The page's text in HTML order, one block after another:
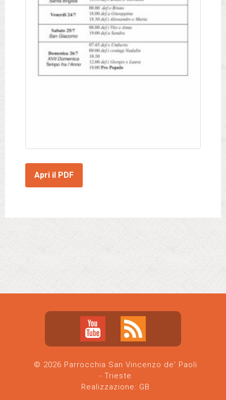
Apri il PDF
© 2026 Parrocchia San Vincenzo de' Paoli
- Trieste
Realizzazione: GB